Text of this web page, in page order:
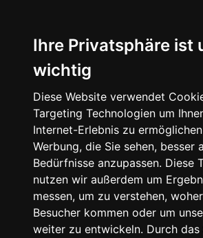
Ihre Privatsphäre ist
wichtig
Diese Website verwendet
Targeting Technologien um
Internet-Erlebnis zu
Werbung, die Sie sehen, besser
Bedürfnisse anzupassen. Diese
nutzen wir außerdem um
messen, um zu verstehen,
Besucher kommen oder um
weiter zu entwickeln. Durch das